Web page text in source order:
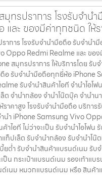
ทรปราการ โรงรับจำน
ละ ของมีค่าทุกชนิด ให้
าการ โรงรับจำนำมือถือ รับจำนำ
Oppo Redmi Realme และ ขอ
สมุทรปราการ ให้บริการโดย รับ
อ รับจำนำมือถือทุกยี่ห้อ iPhone
รับจำนำสินค้าไอที จำนำไอโฟ
ต จำนำกล้อง จำนำโน๊ตบุ๊ค จำนำน
ราคาสูง โรงรับจำนำมือถือ บริการ
ำนำ iPhone Samsung Vivo
าไอที ไม่ว่าจะเป็น รับจำนำไอโฟน
ท็ปเล็ต รับจำนำกล้อง รับจำนำโน๊
ยต่ำ รับจำนำสินค้าแบรนด์เนม รับ
น กระเป๋าแบรนด์เนม รองเท้าแบ
เนม หมวกแบรนด์เนม หรือ สินค้า